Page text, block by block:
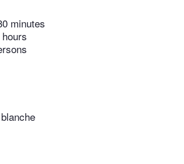
minutes